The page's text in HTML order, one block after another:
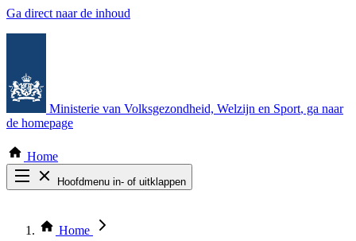
Ga direct naar de inhoud
Ministerie van Volksgezondheid, Welzijn en Sport, ga naar
de homepage
Home
Hoofdmenu in- of uitklappen
Thema COVID-19
Bekijk per bestuursorgaan
Home